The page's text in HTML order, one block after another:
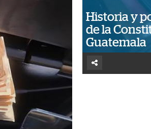
Historia y
de la
Guatemala